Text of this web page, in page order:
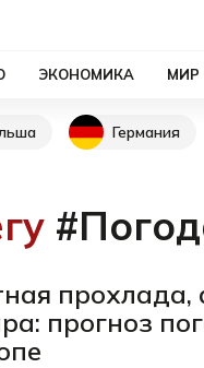
ЭКОНОМИКА МИР
Германия
прогноз